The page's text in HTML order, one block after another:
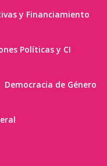
y Financiamiento
Políticas y CI
Democracia de Género